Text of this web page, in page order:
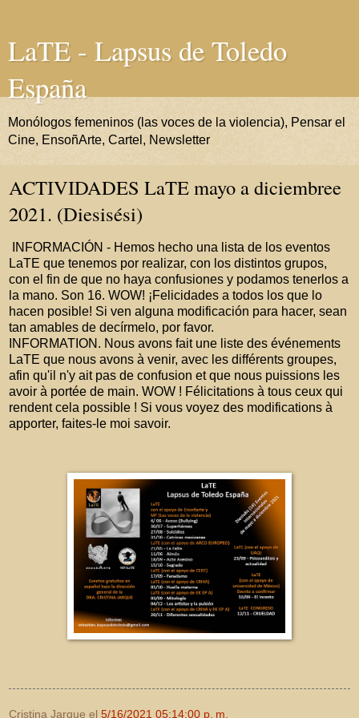
LaTE - Lapsus de Toledo
España
Monólogos femeninos (las voces de la violencia), Pensar el
Cine, EnsoñArte, Cartel, Newsletter
ACTIVIDADES LaTE mayo a diciembree
2021. (Diesisési)
INFORMACIÓN - Hemos hecho una lista de los eventos
LaTE que tenemos por realizar, con los distintos grupos,
con el fin de que no haya confusiones y podamos tenerlos a
la mano. Son 16. WOW! ¡Felicidades a todos los que lo
hacen posible! Si ven alguna modificación para hacer, sean
tan amables de decírmelo, por favor.
INFORMATION. Nous avons fait une liste des événements
LaTE que nous avons à venir, avec les différents groupes,
afin qu'il n'y ait pas de confusion et que nous puissions les
avoir à portée de main. WOW ! Félicitations à tous ceux qui
rendent cela possible ! Si vous voyez des modifications à
apporter, faites-le moi savoir.
Cristina Jarque el 5/16/2021 05:14:00 p. m.